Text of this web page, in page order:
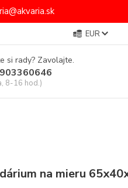
EUR
si rady? Zavolajte.
8-16 hod.)
na mieru